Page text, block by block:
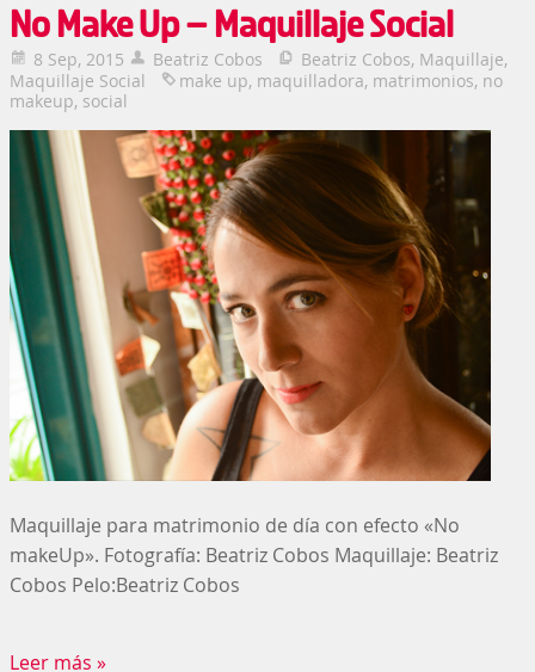
No Make Up – Maquillaje Social
8 Sep, 2015 Beatriz Cobos Beatriz Cobos, Maquillaje,
Maquillaje Social
make up, maquilladora, matrimonios, no
makeup, social
Maquillaje para matrimonio de día con efecto «No
makeUp». Fotografía: Beatriz Cobos Maquillaje: Beatriz
Cobos Pelo:Beatriz Cobos
Leer más »